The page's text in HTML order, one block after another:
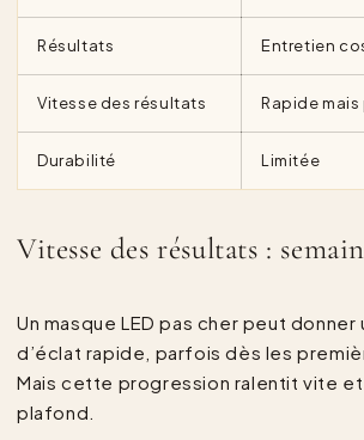
Résultats Entretien
Vitesse des résultats Rapide
Durabilité Limitée
Vitesse des résultats :
Un masque LED pas cher peut donner
d’éclat rapide, parfois dès les
Mais cette progression ralentit vite
plafond.